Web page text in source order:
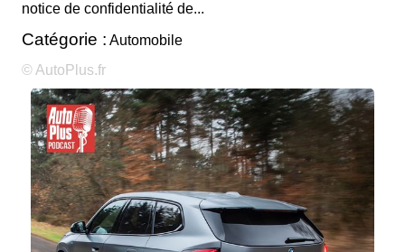
notice de confidentialité de...
Catégorie : Automobile
© AutoPlus.fr